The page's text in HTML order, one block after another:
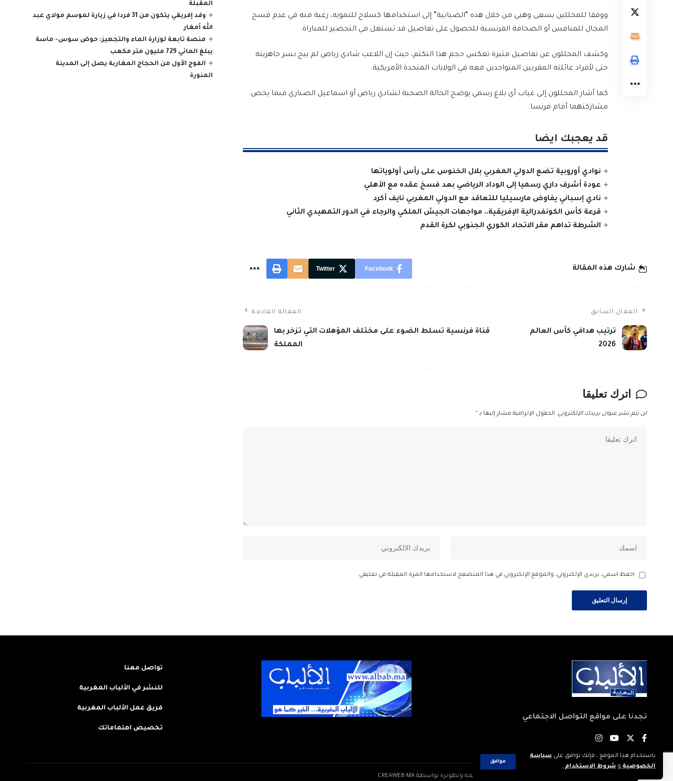
باستخدام هذا الموقع ، فإنك توافق على سياسة
الخصوصيةو شروط الاستخدام.
موافق
ووفقا للمحللين يسعى وهبي من خلال هذه “الضبابية” إلى استخدامها كسلاح للتمويه، رغبة منه في عدم فسح
المجال للمنافس أو الصحافة الفرنسية للحصول على تفاصيل قد تستغل في التحضير للمباراة.
وكشف المحللون عن تفاصيل مثيرة تعكس حجم هذا التكتم، حيث إن اللاعب شادي رياض لم يبح بسر جاهزيته
حتى لأفراد عائلته المقربين المتواجدين معه في الولايات المتحدة الأمريكية.
كما أشار المحللون إلى غياب أي بلاغ رسمي يوضح الحالة الصحية لشادي رياض أو اسماعيل الصباري فيما يخص
مشاركتهما أمام فرنسا.
قد يعجبك ايضا
نوادي أوروبية تضع الدولي المغربي بلال الخنوس على رأس أولوياتها
عودة أشرف داري رسميا إلى الوداد الرياضي بعد فسخ عقده مع الأهلي
نادي إسباني يفاوض مارسيليا للتعاقد مع الدولي المغربي نايف أكرد
قرعة كأس الكونفدرالية الإفريقية.. مواجهات الجيش الملكي والرجاء في الدور التمهيدي الثاني
الشرطة تداهم مقر الاتحاد الكوري الجنوبي لكرة القدم
شارك هذه المقالة Facebook
Twitter
المقال السابق
ترتيب هدافي كأس العالم
2026
المقالة القادمة
قناة فرنسية تسلط الضوء على مختلف المؤهلات التي تزخر بها
المملكة
اترك تعليقا
لن يتم نشر عنوان بريدك الإلكتروني. الحقول الإلزامية مشار إليها بـ *
احفظ اسمي، بريدي الإلكتروني، والموقع الإلكتروني في هذا المتصفح لاستخدامها المرة المقبلة في تعليقي.
المقبلة
وفد إفريقي يتكون من 31 فردا في زيارة لموسم مولاي عبد
الله أمغار
منصة تابعة لوزارة الماء والتجهيز: حوض سوس- ماسة
يبلغ المائي 729 مليون متر مكعب
الفوج الأول من الحجاج المغاربة يصل إلى المدينة
المنورة
تجدنا على مواقع التواصل الاجتماعي
تواصل معنا
للنشر في الألباب المغربية
فريق عمل الألباب المغربية
تخصيص اهتماماتك
CREAWEB.MA